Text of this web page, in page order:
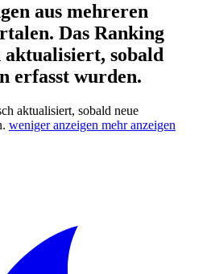
aus mehreren
Das Ranking
sobald
erfasst wurden.
aktualisiert, sobald neue
weniger anzeigen mehr anzeigen